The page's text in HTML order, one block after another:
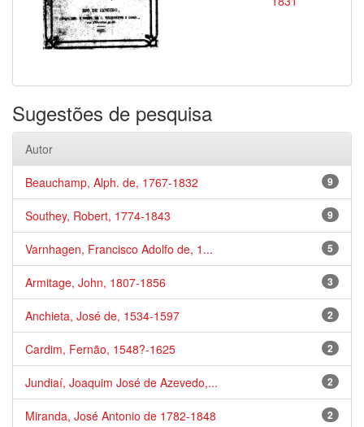
Sugestões de pesquisa
Autor
9
Beauchamp, Alph. de, 1767-1832
9
Southey, Robert, 1774-1843
5
Varnhagen, Francisco Adolfo de, 1...
3
Armitage, John, 1807-1856
2
Anchieta, José de, 1534-1597
2
Cardim, Fernão, 1548?-1625
2
Jundiaí, Joaquim José de Azevedo,...
2
Miranda, José Antonio de 1782-1848